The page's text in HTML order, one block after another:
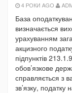
4 РОКИ AGO
База
визначається
урахуванням
акцизного
підпунктів
обов’язкове
справляється з
зв’язку, податку